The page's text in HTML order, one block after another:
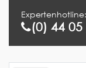
Expertenhotline:
(0) 44